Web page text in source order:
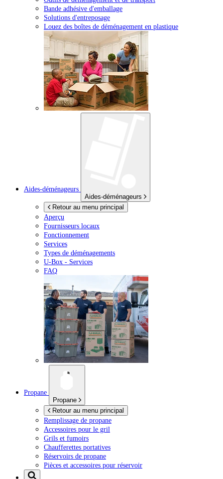
Bande adhésive d'emballage
Solutions d'entreposage
Louez des boîtes de déménagement en plastique
Aides-déménageurs
Aides-déménageurs
Retour au menu principal
Aperçu
Fournisseurs locaux
Fonctionnement
Services
Types de déménagements
U-Box - Services
FAQ
Propane
Propane
Retour au menu principal
Remplissage de propane
Accessoires pour le gril
Grils et fumoirs
Chaufferettes portatives
Réservoirs de propane
Pièces et accessoires pour réservoir